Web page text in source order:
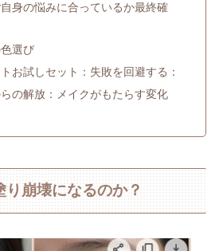
身の悩みに合っているか最終確
選び
お試しセット：失敗を回避する：
の解放：メイクがもたらす変化
崩壊になるのか？